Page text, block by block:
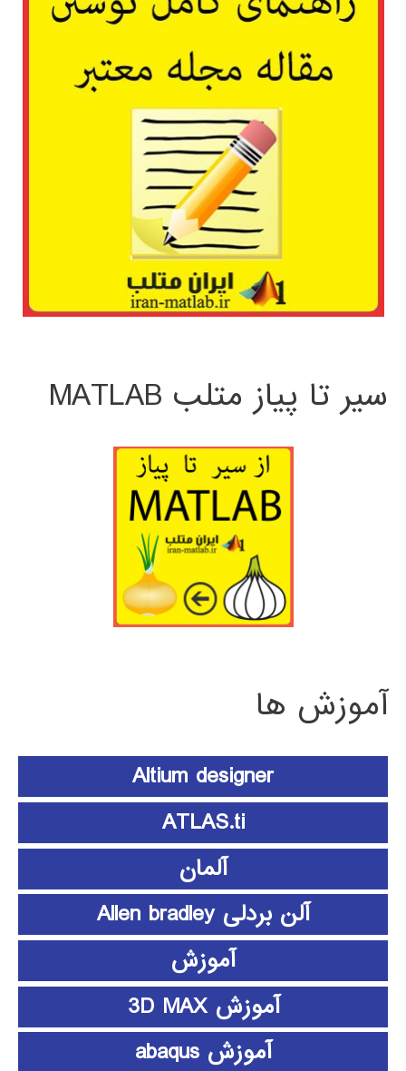
سیر تا پیاز متلب MATLAB
آموزش ها
Altium designer
ATLAS.ti
آلمان
آلن بردلی Allen bradley
آموزش
آموزش 3D MAX
آموزش abaqus